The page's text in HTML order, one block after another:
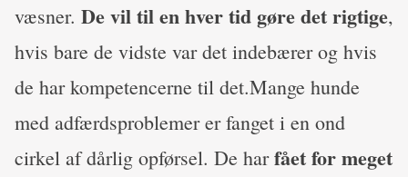
væsner. De vil til en hver tid gøre det rigtige,
hvis bare de vidste var det indebærer og hvis
de har kompetencerne til det.Mange hunde
med adfærdsproblemer er fanget i en ond
cirkel af dårlig opførsel. De harfået for meget